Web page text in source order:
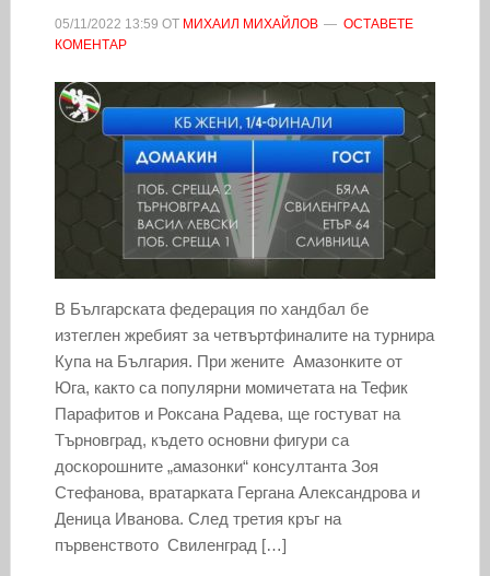
05/11/2022 13:59 ОТ МИХАИЛ МИХАЙЛОВ
ОСТАВЕТЕ
КОМЕНТАР
В Българската федерация по хандбал бе
изтеглен жребият за четвъртфиналите на турнира
Купа на България. При жените Амазонките от
Юга, както са популярни момичетата на Тефик
Парафитов и Роксана Радева, ще гостуват на
Търновград, където основни фигури са
доскорошните „амазонки“ консултанта Зоя
Стефанова, вратарката Гергана Александрова и
Деница Иванова. След третия кръг на
първенството Свиленград […]